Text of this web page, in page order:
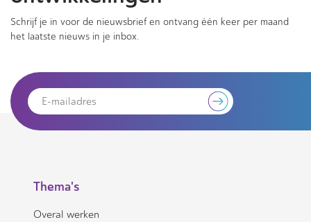
Schrijf je in voor de nieuwsbrief en ontvang één keer per maand
het laatste nieuws in je inbox.
Thema's
Overal werken